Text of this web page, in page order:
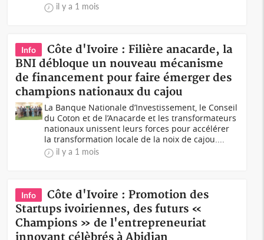
il y a 1 mois
Info
Côte d'Ivoire : Filière anacarde, la
BNI débloque un nouveau mécanisme
de financement pour faire émerger des
champions nationaux du cajou
La Banque Nationale d’Investissement, le Conseil
du Coton et de l’Anacarde et les transformateurs
nationaux unissent leurs forces pour accélérer
la transformation locale de la noix de cajou....
il y a 1 mois
Info
Côte d'Ivoire : Promotion des
Startups ivoiriennes, des futurs «
Champions » de l'entrepreneuriat